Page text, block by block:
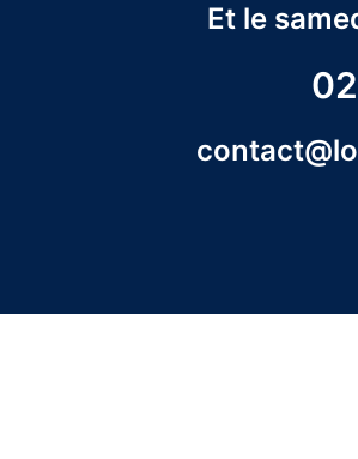
Et le